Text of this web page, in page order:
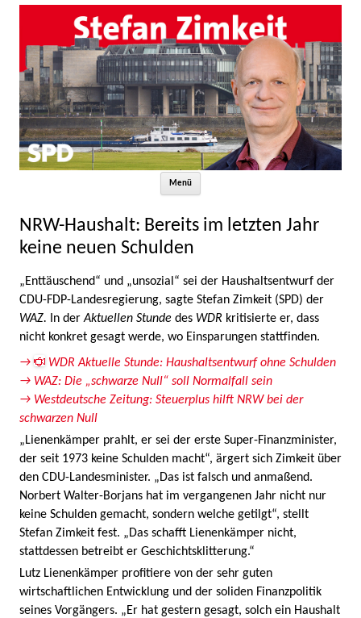
Menü
NRW-Haushalt: Bereits im letzten Jahr
keine neuen Schulden
„Enttäuschend“ und „unsozial“ sei der Haushaltsentwurf der
CDU-FDP-Landesregierung, sagte Stefan Zimkeit (SPD) der
WAZ. In derAktuellen Stunde des WDR kritisierte er, dass
nicht konkret gesagt werde, wo Einsparungen stattfinden.
→
WDR Aktuelle Stunde: Haushaltsentwurf ohne Schulden
→ WAZ: Die „schwarze Null“ soll Normalfall sein
→ Westdeutsche Zeitung: Steuerplus hilft NRW bei der
schwarzen Null
„Lienenkämper prahlt, er sei der erste Super-Finanzminister,
der seit 1973 keine Schulden macht“, ärgert sich Zimkeit über
den CDU-Landesminister. „Das ist falsch und anmaßend.
Norbert Walter-Borjans hat im vergangenen Jahr nicht nur
keine Schulden gemacht, sondern welche getilgt“, stellt
Stefan Zimkeit fest. „Das schafft Lienenkämper nicht,
stattdessen betreibt er Geschichtsklitterung.“
Lutz Lienenkämper profitiere von der sehr guten
wirtschaftlichen Entwicklung und der soliden Finanzpolitik
seines Vorgängers. „Er hat gestern gesagt, solch ein Haushalt